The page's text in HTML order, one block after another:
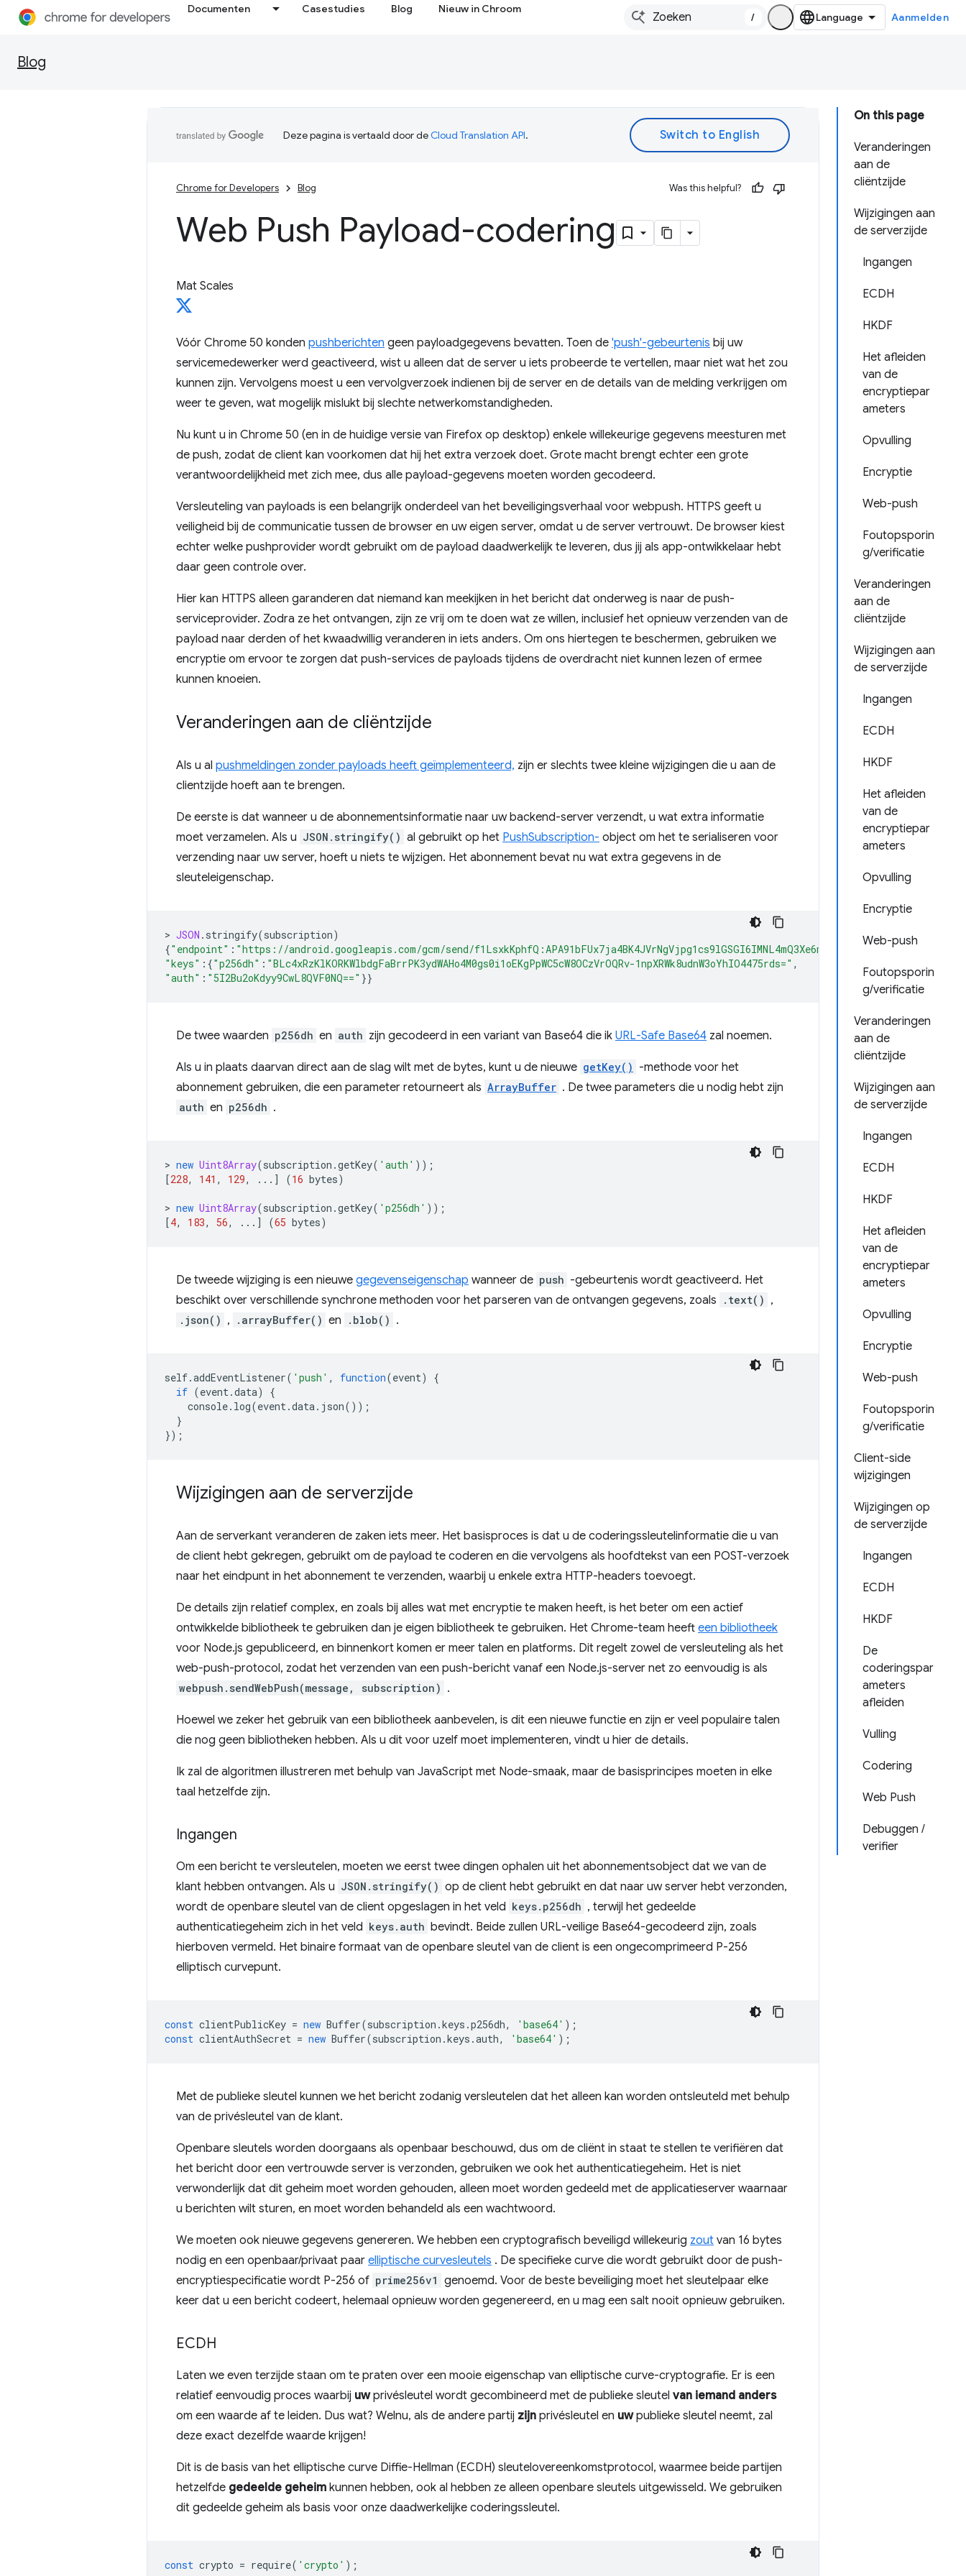
Documenten Casestudies Blog Nieuw in Chroom
/ Aanmelden
Blog
On this page
Veranderingen
aan de
cliëntzijde
Wijzigingen aan
de serverzijde
Ingangen
ECDH
HKDF
Het afleiden
van de
encryptiepar
ameters
Opvulling
Encryptie
Web-push
Foutopsporin
g/verificatie
Veranderingen
aan de
cliëntzijde
Wijzigingen aan
de serverzijde
Ingangen
ECDH
HKDF
Het afleiden
van de
encryptiepar
ameters
Opvulling
Encryptie
Web-push
Foutopsporin
g/verificatie
Veranderingen
aan de
cliëntzijde
Wijzigingen aan
de serverzijde
Ingangen
ECDH
HKDF
Het afleiden
van de
encryptiepar
ameters
Opvulling
Encryptie
Web-push
Foutopsporin
g/verificatie
Client-side
wijzigingen
Wijzigingen op
de serverzijde
Ingangen
ECDH
HKDF
De
coderingspar
ameters
afleiden
Vulling
Codering
Web Push
Debuggen /
verifier
Deze pagina is vertaald door deCloud Translation API.
Chrome for Developers Blog Was this helpful?
Web Push Payload-codering
Mat Scales
Vóór Chrome 50 konden pushberichten geen payloadgegevens bevatten. Toen de 'push'-gebeurtenis bij uw
servicemedewerker werd geactiveerd, wist u alleen dat de server u iets probeerde te vertellen, maar niet wat het zou
kunnen zijn. Vervolgens moest u een vervolgverzoek indienen bij de server en de details van de melding verkrijgen om
weer te geven, wat mogelijk mislukt bij slechte netwerkomstandigheden.
Nu kunt u in Chrome 50 (en in de huidige versie van Firefox op desktop) enkele willekeurige gegevens meesturen met
de push, zodat de client kan voorkomen dat hij het extra verzoek doet. Grote macht brengt echter een grote
verantwoordelijkheid met zich mee, dus alle payload-gegevens moeten worden gecodeerd.
Versleuteling van payloads is een belangrijk onderdeel van het beveiligingsverhaal voor webpush. HTTPS geeft u
veiligheid bij de communicatie tussen de browser en uw eigen server, omdat u de server vertrouwt. De browser kiest
echter welke pushprovider wordt gebruikt om de payload daadwerkelijk te leveren, dus jij als app-ontwikkelaar hebt
daar geen controle over.
Hier kan HTTPS alleen garanderen dat niemand kan meekijken in het bericht dat onderweg is naar de push-
serviceprovider. Zodra ze het ontvangen, zijn ze vrij om te doen wat ze willen, inclusief het opnieuw verzenden van de
payload naar derden of het kwaadwillig veranderen in iets anders. Om ons hiertegen te beschermen, gebruiken we
encryptie om ervoor te zorgen dat push-services de payloads tijdens de overdracht niet kunnen lezen of ermee
kunnen knoeien.
Veranderingen aan de cliëntzijde
Als u al pushmeldingen zonder payloads heeft geïmplementeerd, zijn er slechts twee kleine wijzigingen die u aan de
clientzijde hoeft aan te brengen.
De eerste is dat wanneer u de abonnementsinformatie naar uw backend-server verzendt, u wat extra informatie
moet verzamelen. Als u JSON.stringify() al gebruikt op het PushSubscription- object om het te serialiseren voor
verzending naar uw server, hoeft u niets te wijzigen. Het abonnement bevat nu wat extra gegevens in de
sleuteleigenschap.
> JSON . stringify(subscription)
{"endpoint" : "https://android.googleapis.com/gcm/send/
"keys" : {"p256dh" : "BLc4xRzKlKORKWlbdgFaBrrPK3ydWAHo4M0gs0i1oEKgPpWC5cW8OCzVrOQRv-1npXRWk8udnW3oYhIO4475rds=" ,
"auth" : "5I2Bu2oKdyy9CwL8QVF0NQ==" }}
De twee waarden p256dh en auth zijn gecodeerd in een variant van Base64 die ik URL-Safe Base64 zal noemen.
Als u in plaats daarvan direct aan de slag wilt met de bytes, kunt u de nieuwe getKey() -methode voor het
abonnement gebruiken, die een parameter retourneert als ArrayBuffer . De twee parameters die u nodig hebt zijn
auth en p256dh .
> new Uint8Array(subscription .getKey( 'auth' ));
[228, 141 , 129, ...] (16 bytes)
> new Uint8Array(subscription .getKey( 'p256dh' ));
[4, 183, 56, ...] (65 bytes)
De tweede wijziging is een nieuwe gegevenseigenschap wanneer de push -gebeurtenis wordt geactiveerd. Het
beschikt over verschillende synchrone methoden voor het parseren van de ontvangen gegevens, zoals
.text() ,
.json() , .arrayBuffer() en .blob() .
self.addEventListener( 'push' , function(event)
{
if (event.data)
{
console. log(event.data. json());
}
});
Wijzigingen aan de serverzijde
Aan de serverkant veranderen de zaken iets meer. Het basisproces is dat u de coderingssleutelinformatie die u van
de client hebt gekregen, gebruikt om de payload te coderen en die vervolgens als hoofdtekst van een POST-verzoek
naar het eindpunt in het abonnement te verzenden, waarbij u enkele extra HTTP-headers toevoegt.
De details zijn relatief complex, en zoals bij alles wat met encryptie te maken heeft, is het beter om een ​​actief
ontwikkelde bibliotheek te gebruiken dan je eigen bibliotheek te gebruiken. Het Chrome-team heeft een bibliotheek
voor Node.js gepubliceerd, en binnenkort komen er meer talen en platforms. Dit regelt zowel de versleuteling als het
web-push-protocol, zodat het verzenden van een push-bericht vanaf een Node.js-server net zo eenvoudig is als
webpush.sendWebPush(message, subscription) .
Hoewel we zeker het gebruik van een bibliotheek aanbevelen, is dit een nieuwe functie en zijn er veel populaire talen
die nog geen bibliotheken hebben. Als u dit voor uzelf moet implementeren, vindt u hier de details.
Ik zal de algoritmen illustreren met behulp van JavaScript met Node-smaak, maar de basisprincipes moeten in elke
taal hetzelfde zijn.
Ingangen
Om een ​​bericht te versleutelen, moeten we eerst twee dingen ophalen uit het abonnementsobject dat we van de
klant hebben ontvangen. Als u JSON.stringify() op de client hebt gebruikt en dat naar uw server hebt verzonden,
wordt de openbare sleutel van de client opgeslagen in het veld keys.p256dh , terwijl het gedeelde
authenticatiegeheim zich in het veld keys.auth bevindt. Beide zullen URL-veilige Base64-gecodeerd zijn, zoals
hierboven vermeld. Het binaire formaat van de openbare sleutel van de client is een ongecomprimeerd P-256
elliptisch curvepunt.
const clientPublicKey = new Buffer(subscription .keys .p256dh, 'base64' );
const clientAuthSecret = new Buffer(subscription .keys .auth, 'base64' );
Met de publieke sleutel kunnen we het bericht zodanig versleutelen dat het alleen kan worden ontsleuteld met behulp
van de privésleutel van de klant.
Openbare sleutels worden doorgaans als openbaar beschouwd, dus om de cliënt in staat te stellen te verifiëren dat
het bericht door een vertrouwde server is verzonden, gebruiken we ook het authenticatiegeheim. Het is niet
verwonderlijk dat dit geheim moet worden gehouden, alleen moet worden gedeeld met de applicatieserver waarnaar
u berichten wilt sturen, en moet worden behandeld als een wachtwoord.
We moeten ook nieuwe gegevens genereren. We hebben een cryptografisch beveiligd willekeurig zout van 16 bytes
nodig en een openbaar/privaat paar elliptische curvesleutels . De specifieke curve die wordt gebruikt door de push-
encryptiespecificatie wordt P-256 of prime256v1 genoemd. Voor de beste beveiliging moet het sleutelpaar elke
keer dat u een bericht codeert, helemaal opnieuw worden gegenereerd, en u mag een salt nooit opnieuw gebruiken.
ECDH
Laten we even terzijde staan ​​om te praten over een mooie eigenschap van elliptische curve-cryptografie. Er is een
relatief eenvoudig proces waarbij uwprivésleutel wordt gecombineerd met de publieke sleutel van iemand anders
om een ​​waarde af te leiden. Dus wat? Welnu, als de andere partij zijn privésleutel en uwpublieke sleutel neemt, zal
deze exact dezelfde waarde krijgen!
Dit is de basis van het elliptische curve Diffie-Hellman (ECDH) sleutelovereenkomstprotocol, waarmee beide partijen
hetzelfde gedeelde geheim kunnen hebben, ook al hebben ze alleen openbare sleutels uitgewisseld. We gebruiken
dit gedeelde geheim als basis voor onze daadwerkelijke coderingssleutel.
const crypto = require( 'crypto' );